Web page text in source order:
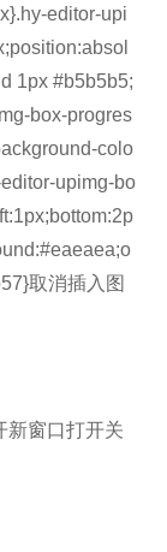
editor-upi
1px #b5b5b5;
box-progres
colo
upimg-bo
取消插入图
新窗口打开关